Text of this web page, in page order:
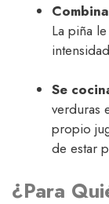
La piña
Se
verduras
propio
de estar
¿Para